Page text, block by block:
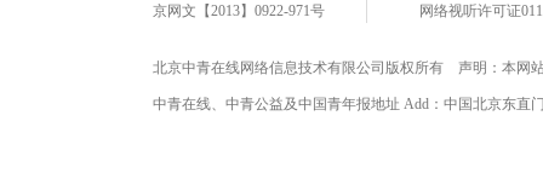
京网文【2013】0922-971号 网络视听许可证
北京中青在线网络信息技术有限公司版权所有 声明：本网
中青在线、中青公益及中国青年报地址 Add：中国北京东直